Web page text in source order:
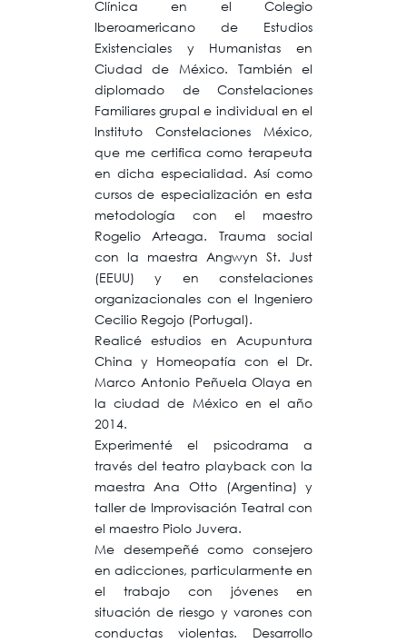
Clínica en el Colegio
Iberoamericano de Estudios
Existenciales y Humanistas en
Ciudad de México. También el
diplomado de Constelaciones
Familiares grupal e individual en el
Instituto Constelaciones México,
que me certifica como terapeuta
en dicha especialidad. Así como
cursos de especialización en esta
metodología con el maestro
Rogelio Arteaga. Trauma social
con la maestra Angwyn St. Just
(EEUU) y en constelaciones
organizacionales con el Ingeniero
Cecilio Regojo (Portugal).
Realicé estudios en Acupuntura
China y Homeopatía con el Dr.
Marco Antonio Peñuela Olaya en
la ciudad de México en el año
2014.
Experimenté el psicodrama a
través del teatro playback con la
maestra Ana Otto (Argentina) y
taller de Improvisación Teatral con
el maestro Piolo Juvera.
Me desempeñé como consejero
en adicciones, particularmente en
el trabajo con jóvenes en
situación de riesgo y varones con
conductas violentas. Desarrollo